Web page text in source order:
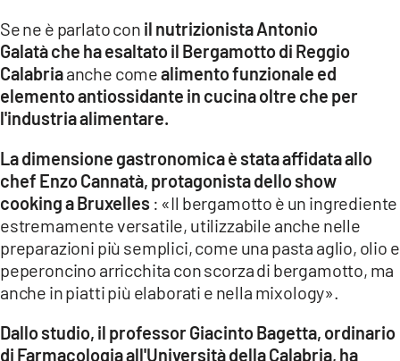
Se ne è parlato con il nutrizionista Antonio
Galatà che ha esaltato il Bergamotto di Reggio
Calabriaanche comealimento funzionale ed
elemento antiossidante in cucina oltre che per
l'industria alimentare.
La dimensione gastronomica è stata affidata allo
chef Enzo Cannatà, protagonista dello show
cooking a Bruxelles : «Il bergamotto è un ingrediente
estremamente versatile, utilizzabile anche nelle
preparazioni più semplici, come una pasta aglio, olio e
peperoncino arricchita con scorza di bergamotto, ma
anche in piatti più elaborati e nella mixology».
Dallo studio, il professor Giacinto Bagetta, ordinario
di Farmacologia all'Università della Calabria, ha